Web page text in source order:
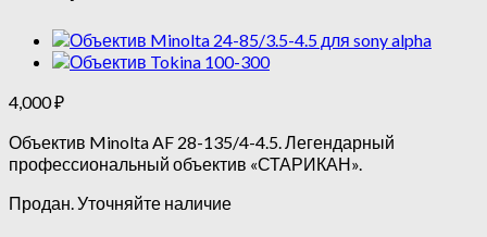
4,000₽
Объектив Minolta AF 28-135/4-4.5. Легендарный
профессиональный объектив «СТАРИКАН».
Продан. Уточняйте наличие